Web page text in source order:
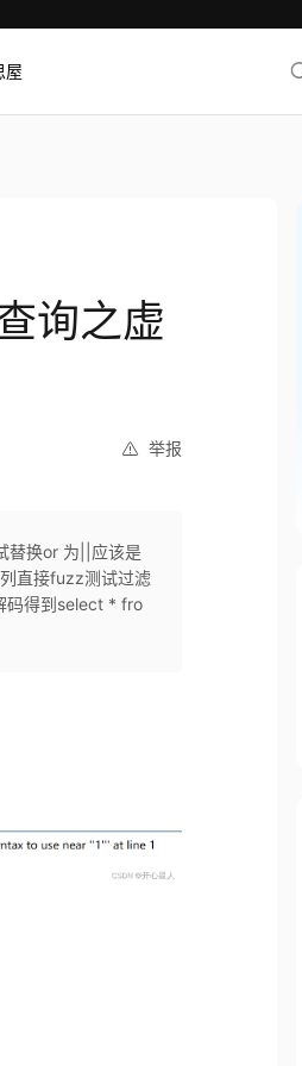
屋
询之虚
举报
替换or 为||应该是
直接fuzz测试过滤
码得到select * fro